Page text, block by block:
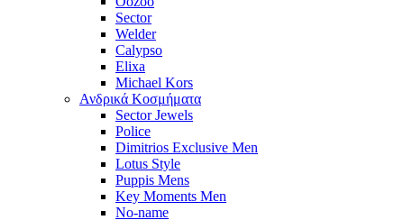
Sector
Welder
Calypso
Elixa
Michael Kors
Ανδρικά Κοσμήματα
Sector Jewels
Police
Dimitrios Exclusive Men
Lotus Style
Puppis Mens
Key Moments Men
No-name